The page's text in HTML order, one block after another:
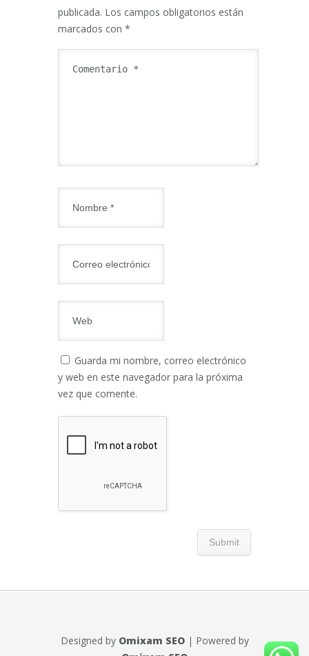
publicada. Los campos obligatorios están
marcados con *
Guarda mi nombre, correo electrónico
y web en este navegador para la próxima
vez que comente.
Designed by Omixam SEO| Powered by